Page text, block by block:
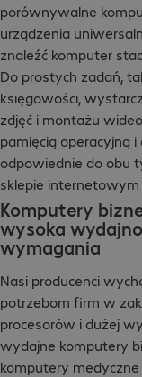
porównywalne
urządzenia
znaleźć komputer
Do prostych zadań,
księgowości,
zdjęć i montażu
pamięcią operacyjną
odpowiednie do obu
sklepie internetowym
Komputery
wysoka
wymagania
Nasi producenci
potrzebom firm w
procesorów i dużej
wydajne komputery
komputery